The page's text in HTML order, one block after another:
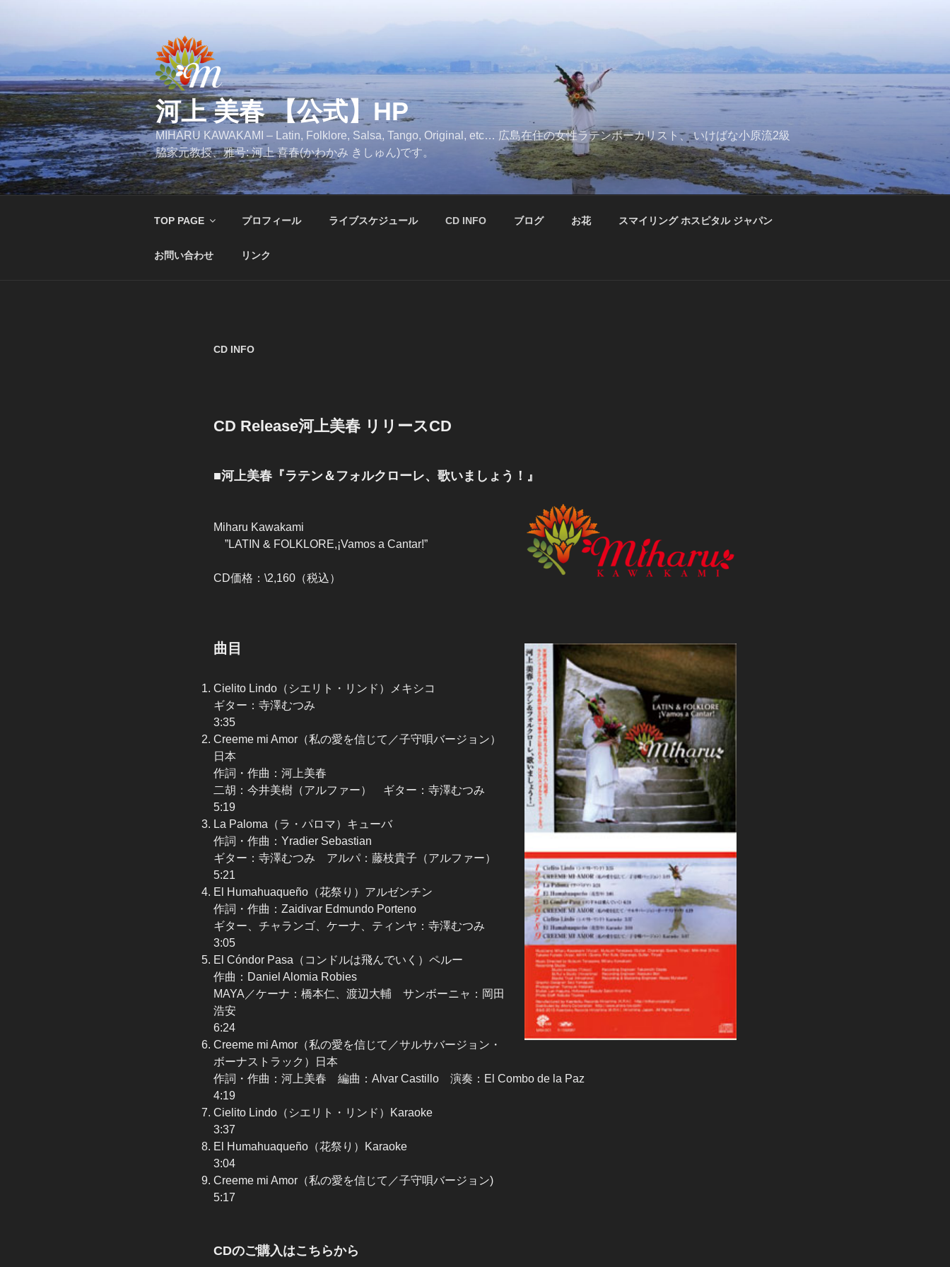
ツ
へ
ス
キ
ッ
プ
河上 美春 【公式】HP
MIHARU KAWAKAMI – Latin, Folklore, Salsa, Tango, Original, etc… 広島在住の女性ラテンボーカリスト、 いけばな小原流2級
脇家元教授、雅号: 河上 喜春(かわかみ きしゅん)です。
TOP PAGE プロフィール ライブスケジュール CD INFO ブログ お花 スマイリング ホスピタル ジャパン
お問い合わせ リンク
CD INFO
CD Release河上美春 リリースCD
■河上美春『ラテン＆フォルクローレ、歌いましょう！』
Miharu Kawakami
”LATIN & FOLKLORE,¡Vamos a Cantar!”
CD価格：\2,160（税込）
曲目
Cielito Lindo（シエリト・リンド）メキシコ
ギター：寺澤むつみ
3:35
Creeme mi Amor（私の愛を信じて／子守唄バージョン）
日本
作詞・作曲：河上美春
二胡：今井美樹（アルファー） ギター：寺澤むつみ
5:19
La Paloma（ラ・パロマ）キューバ
作詞・作曲：Yradier Sebastian
ギター：寺澤むつみ アルパ：藤枝貴子（アルファー）
5:21
El Humahuaqueño（花祭り）アルゼンチン
作詞・作曲：Zaidivar Edmundo Porteno
ギター、チャランゴ、ケーナ、ティンヤ：寺澤むつみ
3:05
El Cóndor Pasa（コンドルは飛んでいく）ペルー
作曲：Daniel Alomia Robies
MAYA／ケーナ：橋本仁、渡辺大輔 サンボーニャ：岡田
浩安
6:24
Creeme mi Amor（私の愛を信じて／サルサバージョン・
ボーナストラック）日本
作詞・作曲：河上美春 編曲：Alvar Castillo 演奏：El Combo de la Paz
4:19
Cielito Lindo（シエリト・リンド）Karaoke
3:37
El Humahuaqueño（花祭り）Karaoke
3:04
Creeme mi Amor（私の愛を信じて／子守唄バージョン)
5:17
CDのご購入はこちらから